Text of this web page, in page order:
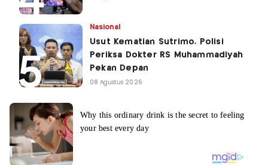
Nasional
Usut Kematian Sutrimo, Polisi
Periksa Dokter RS Muhammadiyah
Pekan Depan
08 Agustus 2026